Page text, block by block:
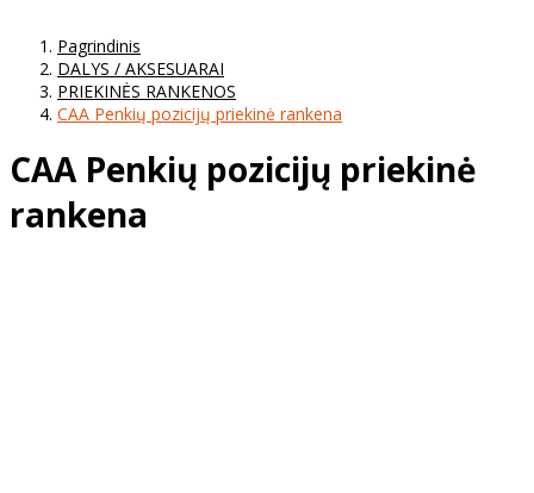
Pagrindinis
DALYS / AKSESUARAI
PRIEKINĖS RANKENOS
CAA Penkių pozicijų priekinė rankena
CAA Penkių pozicijų priekinė
rankena